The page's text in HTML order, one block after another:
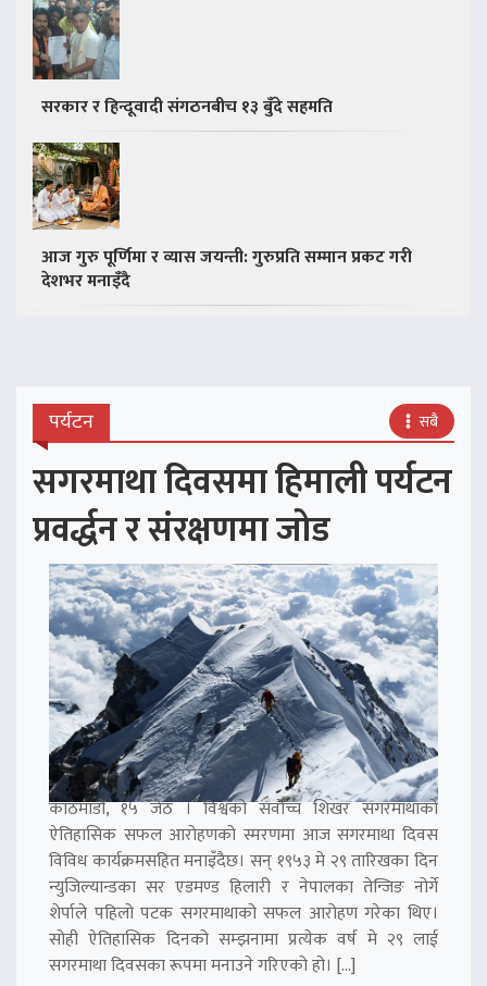
सरकार र हिन्दूवादी संगठनबीच १३ बुँदे सहमति
आज गुरु पूर्णिमा र व्यास जयन्ती: गुरुप्रति सम्मान प्रकट गरी
देशभर मनाइँदै
पर्यटन सबै
सगरमाथा दिवसमा हिमाली पर्यटन
प्रवर्द्धन र संरक्षणमा जोड
काठमाडौं, १५ जेठ । विश्वको सर्वोच्च शिखर सगरमाथाको
ऐतिहासिक सफल आरोहणको स्मरणमा आज सगरमाथा दिवस
विविध कार्यक्रमसहित मनाइँदैछ। सन् १९५३ मे २९ तारिखका दिन
न्युजिल्यान्डका सर एडमण्ड हिलारी र नेपालका तेन्जिङ नोर्गे
शेर्पाले पहिलो पटक सगरमाथाको सफल आरोहण गरेका थिए।
सोही ऐतिहासिक दिनको सम्झनामा प्रत्येक वर्ष मे २९ लाई
सगरमाथा दिवसका रूपमा मनाउने गरिएको हो। […]